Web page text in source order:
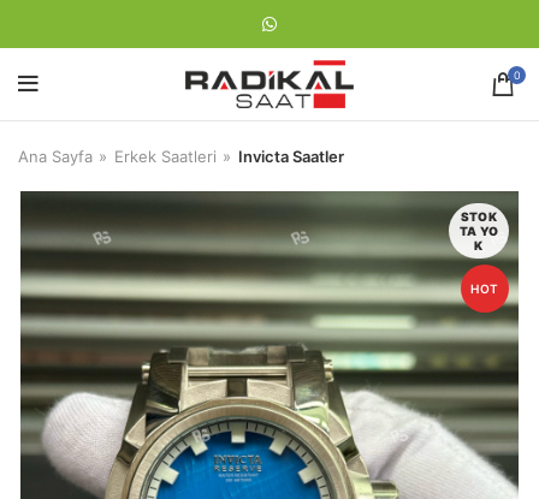
0
Ana Sayfa Erkek Saatleri Invicta Saatler
STOK
TA YO
K
HOT